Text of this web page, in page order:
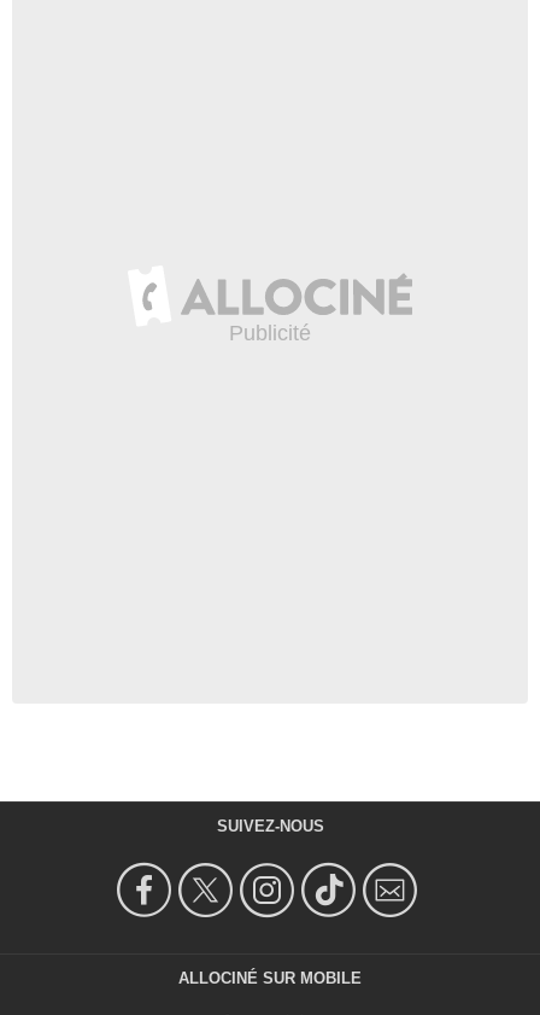
SUIVEZ-NOUS
ALLOCINÉ SUR MOBILE